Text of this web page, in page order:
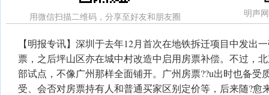
用微信扫描二维码，分享至好友和朋友圈 明声
【明报专讯】深圳于去年12月首次在地铁拆迁项目中发出
票，之后坪山区亦在城中村改造中启用房票补偿。不过，
部试点，不像广州那样全面铺开。广州房票??u出时也备受
受、会否对房票持有人和普通买家区别定价等，后来随?愈